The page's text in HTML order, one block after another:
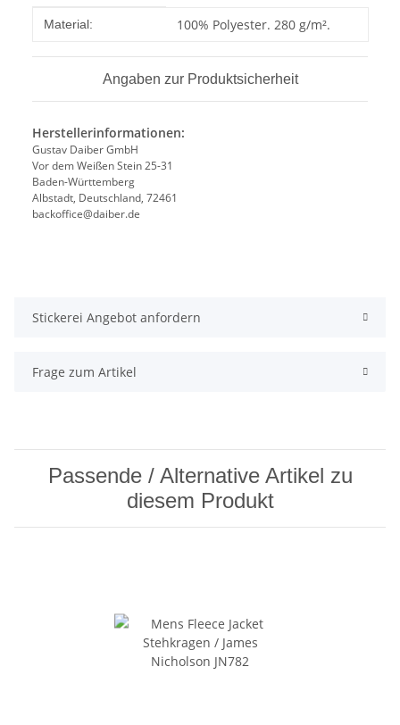
Produkteigenschaft
Wert
Material: 100% Polyester. 280 g/m².
Angaben zur Produktsicherheit
Herstellerinformationen:
Gustav Daiber GmbH
Vor dem Weißen Stein 25-31
Baden-Württemberg
Albstadt, Deutschland, 72461
backoffice@daiber.de
Stickerei Angebot anfordern
Frage zum Artikel
Passende / Alternative Artikel zu
diesem Produkt